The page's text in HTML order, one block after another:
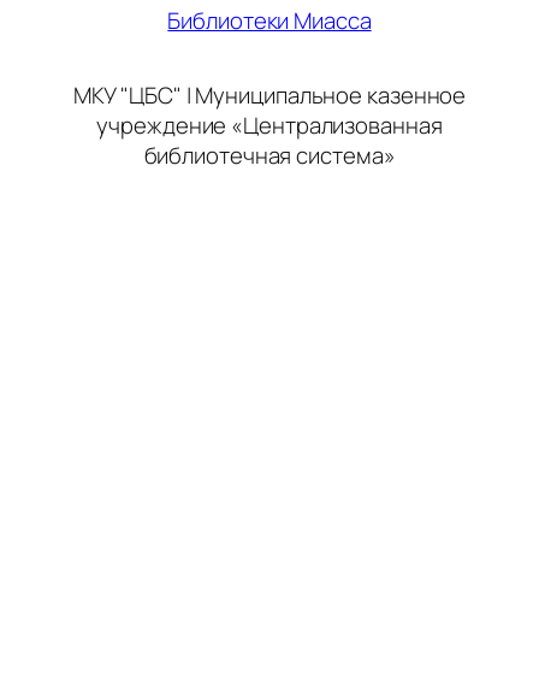
Библиотеки Миасса
МКУ "ЦБС" | Муниципальное казенное
учреждение «Централизованная
библиотечная система»